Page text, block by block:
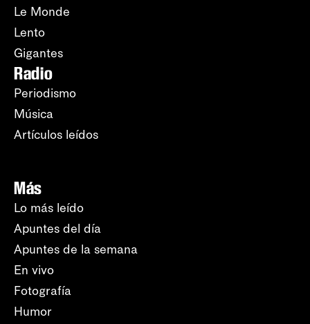
Le Monde
Lento
Gigantes
Radio
Periodismo
Música
Artículos leídos
Más
Lo más leído
Apuntes del día
Apuntes de la semana
En vivo
Fotografía
Humor